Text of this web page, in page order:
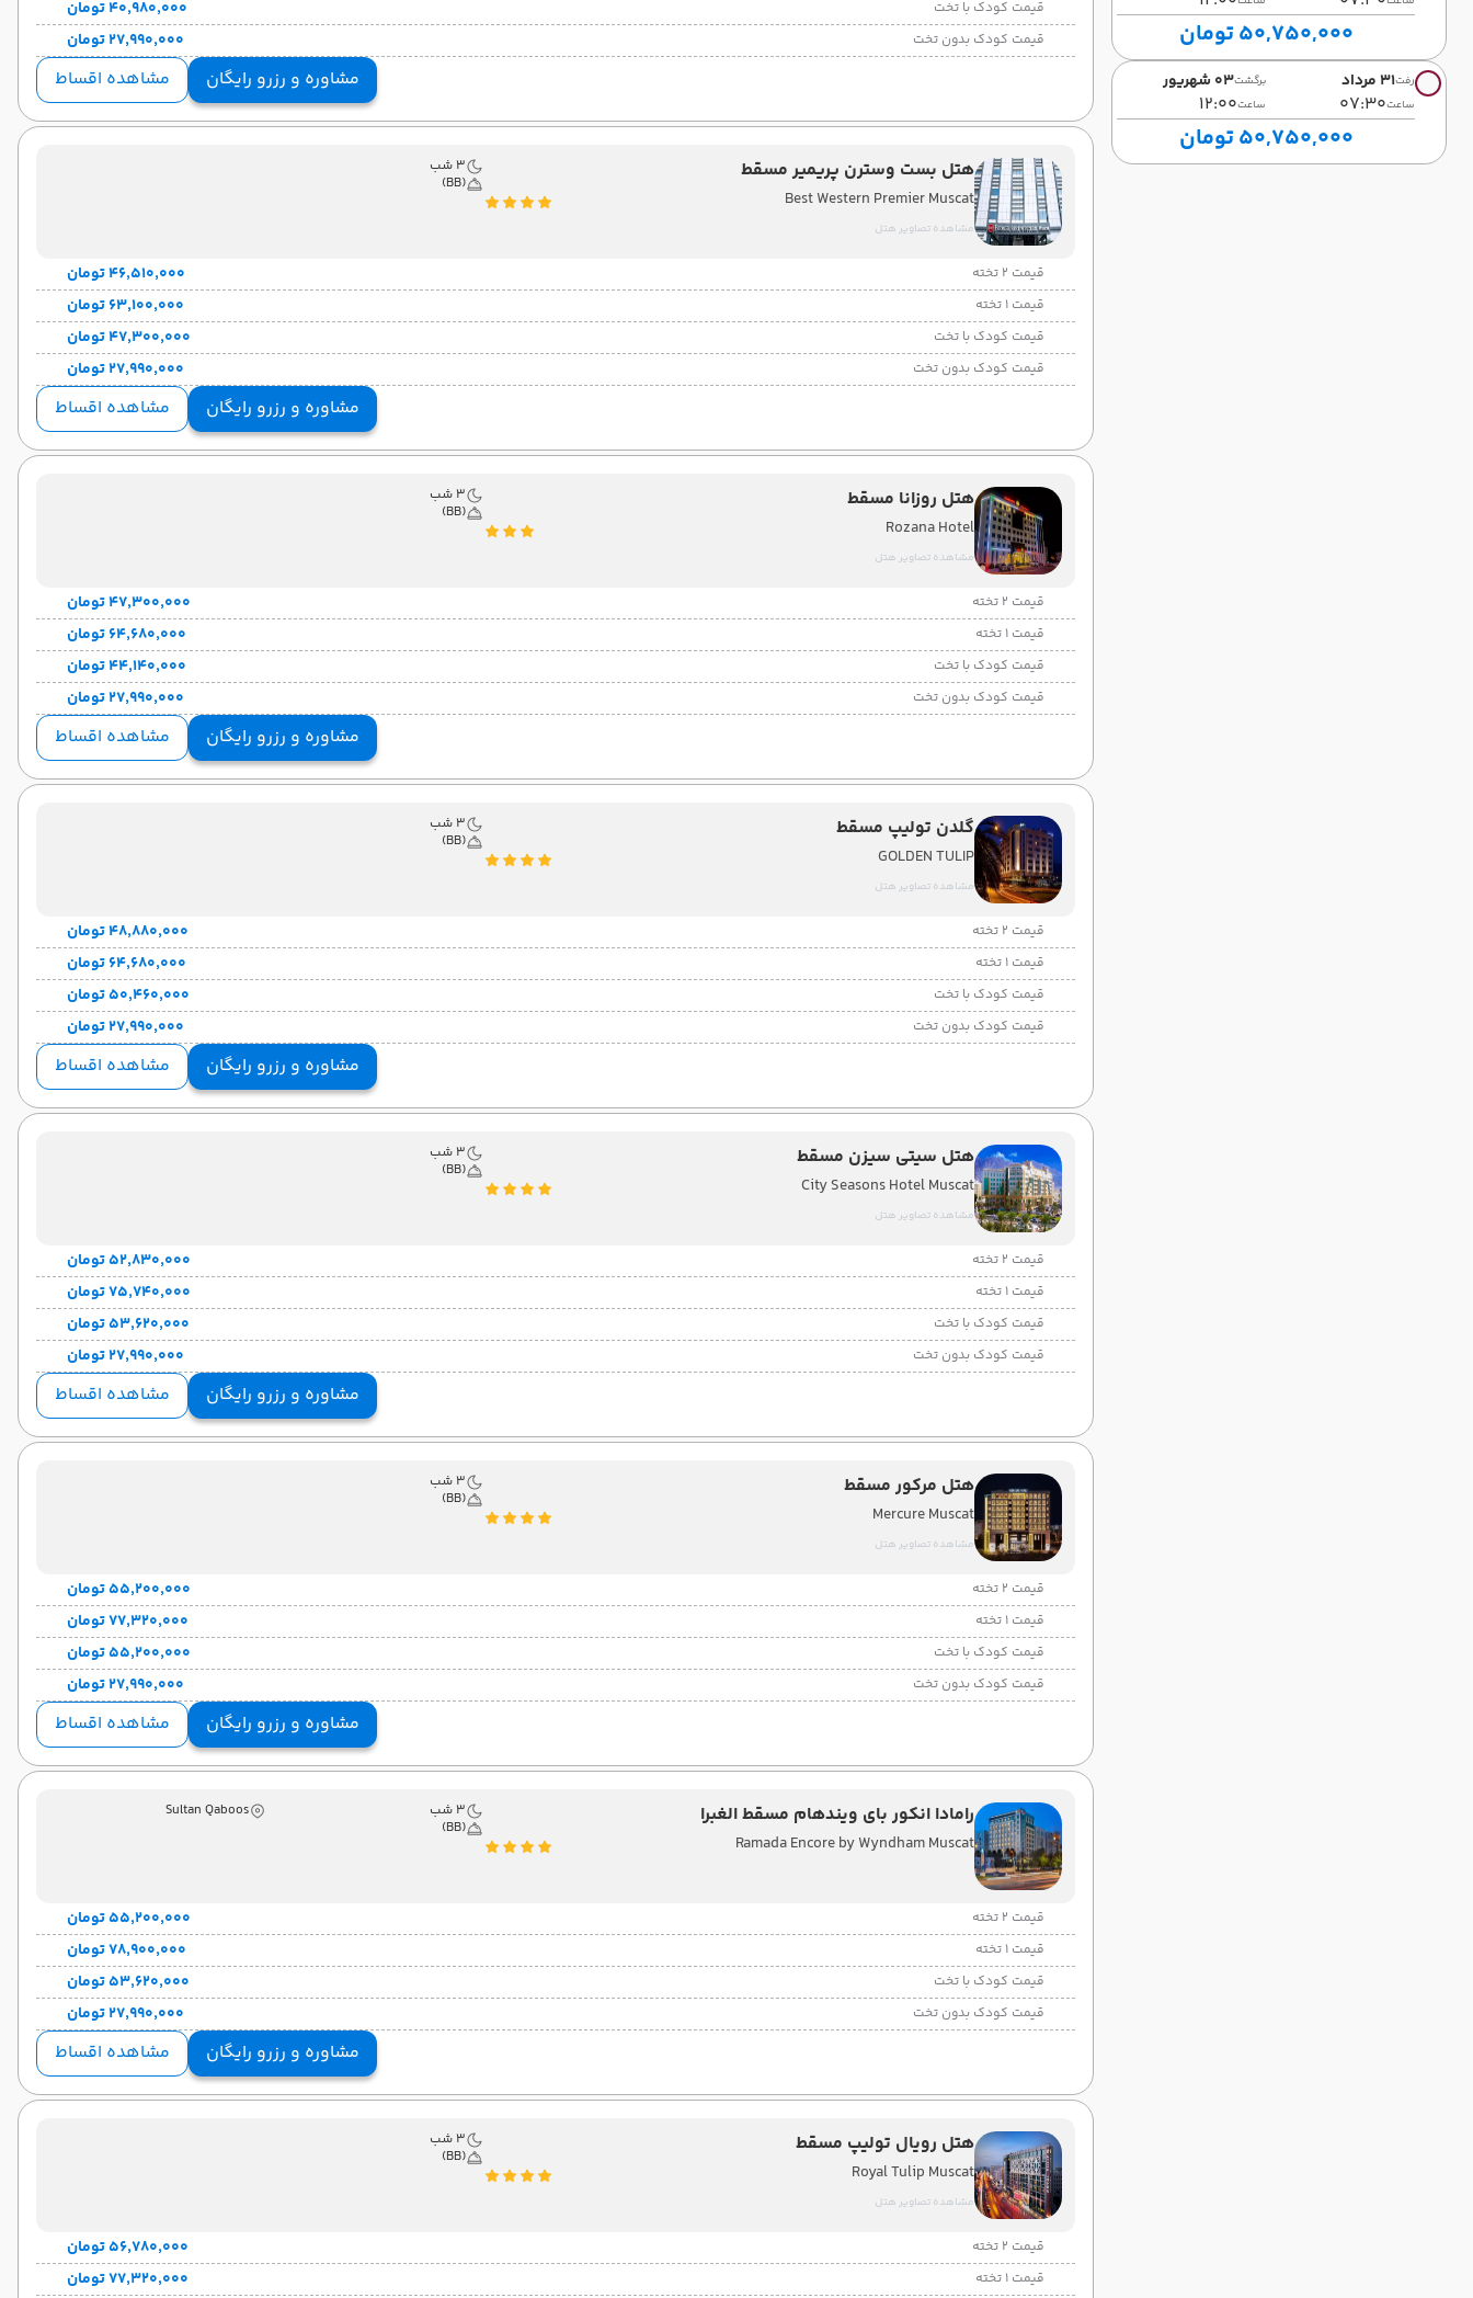
50,750,000 تومان
رفت31 مرداد
ساعت07:30
برگشت03 شهریور
ساعت12:00
50,750,000 تومان
قیمت کودک با تخت ۴۰٬۹۸۰٬۰۰۰ تومان
قیمت کودک بدون تخت ۲۷٬۹۹۰٬۰۰۰ تومان
مشاوره و رزرو رایگان مشاهده اقساط
هتل بست وسترن پریمیر مسقط
Best Western Premier Muscat
مشاهده تصاویر هتل
3 شب
(BB)
قیمت 2 تخته ۴۶٬۵۱۰٬۰۰۰ تومان
قیمت 1 تخته ۶۳٬۱۰۰٬۰۰۰ تومان
قیمت کودک با تخت ۴۷٬۳۰۰٬۰۰۰ تومان
قیمت کودک بدون تخت ۲۷٬۹۹۰٬۰۰۰ تومان
مشاوره و رزرو رایگان مشاهده اقساط
هتل روزانا مسقط
Rozana Hotel
مشاهده تصاویر هتل
3 شب
(BB)
قیمت 2 تخته ۴۷٬۳۰۰٬۰۰۰ تومان
قیمت 1 تخته ۶۴٬۶۸۰٬۰۰۰ تومان
قیمت کودک با تخت ۴۴٬۱۴۰٬۰۰۰ تومان
قیمت کودک بدون تخت ۲۷٬۹۹۰٬۰۰۰ تومان
مشاوره و رزرو رایگان مشاهده اقساط
گلدن تولیپ مسقط
GOLDEN TULIP
مشاهده تصاویر هتل
3 شب
(BB)
قیمت 2 تخته ۴۸٬۸۸۰٬۰۰۰ تومان
قیمت 1 تخته ۶۴٬۶۸۰٬۰۰۰ تومان
قیمت کودک با تخت ۵۰٬۴۶۰٬۰۰۰ تومان
قیمت کودک بدون تخت ۲۷٬۹۹۰٬۰۰۰ تومان
مشاوره و رزرو رایگان مشاهده اقساط
هتل سیتی سیزن مسقط
City Seasons Hotel Muscat
مشاهده تصاویر هتل
3 شب
(BB)
قیمت 2 تخته ۵۲٬۸۳۰٬۰۰۰ تومان
قیمت 1 تخته ۷۵٬۷۴۰٬۰۰۰ تومان
قیمت کودک با تخت ۵۳٬۶۲۰٬۰۰۰ تومان
قیمت کودک بدون تخت ۲۷٬۹۹۰٬۰۰۰ تومان
مشاوره و رزرو رایگان مشاهده اقساط
هتل مرکور مسقط
Mercure Muscat
مشاهده تصاویر هتل
3 شب
(BB)
قیمت 2 تخته ۵۵٬۲۰۰٬۰۰۰ تومان
قیمت 1 تخته ۷۷٬۳۲۰٬۰۰۰ تومان
قیمت کودک با تخت ۵۵٬۲۰۰٬۰۰۰ تومان
قیمت کودک بدون تخت ۲۷٬۹۹۰٬۰۰۰ تومان
مشاوره و رزرو رایگان مشاهده اقساط
رامادا انکور بای ویندهام مسقط الغبرا
Ramada Encore by Wyndham Muscat
3 شب
(BB)
Sultan Qaboos
قیمت 2 تخته ۵۵٬۲۰۰٬۰۰۰ تومان
قیمت 1 تخته ۷۸٬۹۰۰٬۰۰۰ تومان
قیمت کودک با تخت ۵۳٬۶۲۰٬۰۰۰ تومان
قیمت کودک بدون تخت ۲۷٬۹۹۰٬۰۰۰ تومان
مشاوره و رزرو رایگان مشاهده اقساط
هتل رویال تولیپ مسقط
Royal Tulip Muscat
مشاهده تصاویر هتل
3 شب
(BB)
قیمت 2 تخته ۵۶٬۷۸۰٬۰۰۰ تومان
قیمت 1 تخته ۷۷٬۳۲۰٬۰۰۰ تومان